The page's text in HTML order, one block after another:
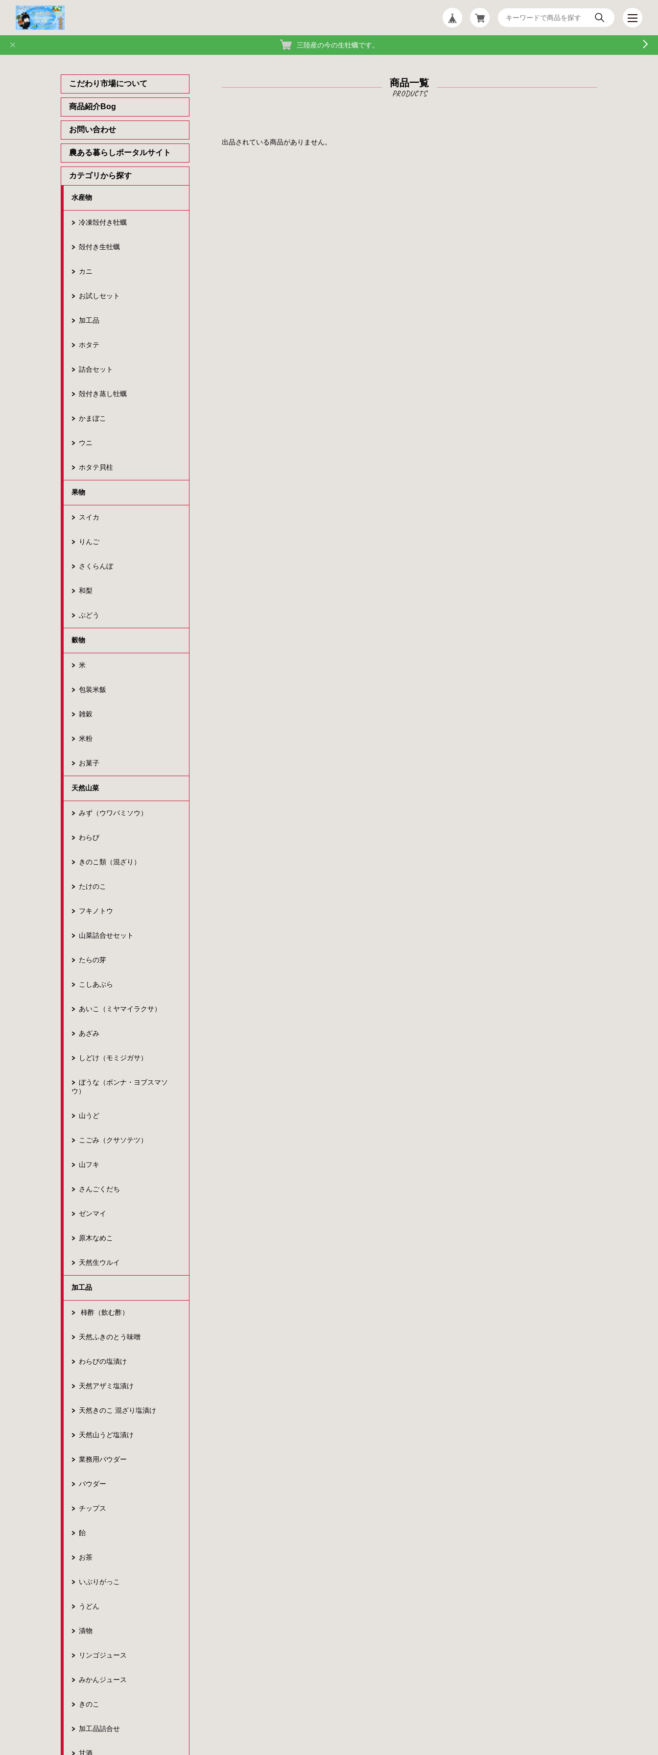
三陸産の今の生牡蠣です。
こだわり市場について
商品紹介Bog
お問い合わせ
農ある暮らしポータルサイト
カテゴリから探す
水産物
冷凍殻付き牡蠣
殻付き生牡蠣
カニ
お試しセット
加工品
ホタテ
詰合セット
殻付き蒸し牡蠣
かまぼこ
ウニ
ホタテ貝柱
果物
スイカ
りんご
さくらんぼ
和梨
ぶどう
穀物
米
包装米飯
雑穀
米粉
お菓子
天然山菜
みず（ウワバミソウ）
わらび
きのこ類（混ざり）
たけのこ
フキノトウ
山菜詰合せセット
たらの芽
こしあぶら
あいこ（ミヤマイラクサ）
あざみ
しどけ（モミジガサ）
ぼうな（ボンナ・ヨブスマソ
ウ）
山うど
こごみ（クサソテツ）
山フキ
さんごくだち
ゼンマイ
原木なめこ
天然生ウルイ
加工品
柿酢（飲む酢）
天然ふきのとう味噌
わらびの塩漬け
天然アザミ塩漬け
天然きのこ 混ざり塩漬け
天然山うど塩漬け
業務用パウダー
パウダー
チップス
飴
お茶
いぶりがっこ
うどん
漬物
リンゴジュース
みかんジュース
きのこ
加工品詰合せ
甘酒
商品一覧
出品されている商品がありません。